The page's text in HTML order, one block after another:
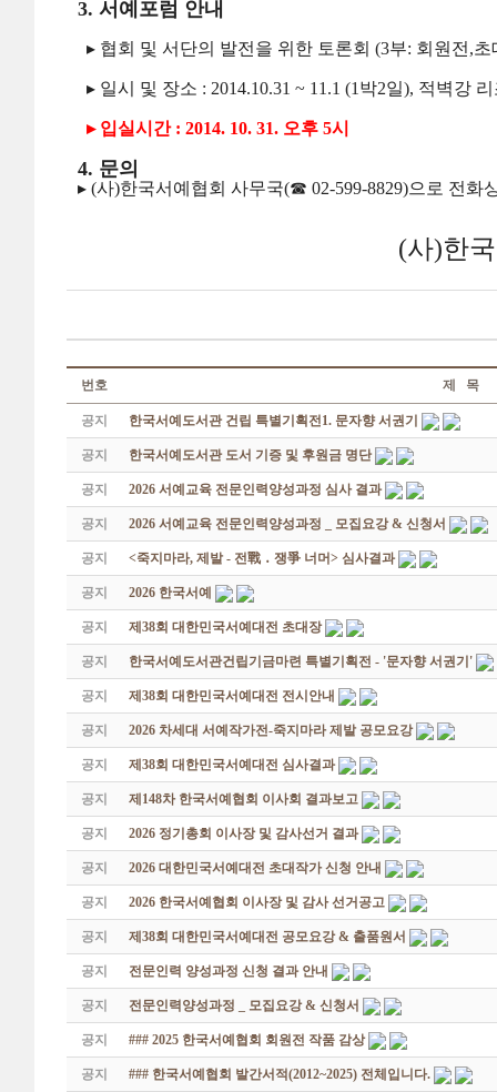
3. 서예포럼 안내
▸ 협회 및 서단의 발전을 위한 토론회 (3부: 회원전,
▸ 일시 및 장소 : 2014.10.31 ~ 11.1 (1박2일), 적벽강
▸ 입실시간 : 2014. 10. 31. 오후 5시
4. 문의
▸ (사)한국서예협회 사무국(☎ 02-599-8829)으로 전화
(사)한
번호 제 목
공지 한국서예도서관 건립 특별기획전1. 문자향 서권기
공지 한국서예도서관 도서 기증 및 후원금 명단
공지 2026 서예교육 전문인력양성과정 심사 결과
공지 2026 서예교육 전문인력양성과정 _ 모집요강 & 신청서
공지 <죽지마라, 제발 - 전戰 ․ 쟁爭 너머> 심사결과
공지 2026 한국서예
공지 제38회 대한민국서예대전 초대장
공지 한국서예도서관건립기금마련 특별기획전 - '문자향 서권기'
공지 제38회 대한민국서예대전 전시안내
공지 2026 차세대 서예작가전-죽지마라 제발 공모요강
공지 제38회 대한민국서예대전 심사결과
공지 제148차 한국서예협회 이사회 결과보고
공지 2026 정기총회 이사장 및 감사선거 결과
공지 2026 대한민국서예대전 초대작가 신청 안내
공지 2026 한국서예협회 이사장 및 감사 선거공고
공지 제38회 대한민국서예대전 공모요강 & 출품원서
공지 전문인력 양성과정 신청 결과 안내
공지 전문인력양성과정 _ 모집요강 & 신청서
공지 ### 2025 한국서예협회 회원전 작품 감상
공지 ### 한국서예협회 발간서적(2012~2025) 전체입니다.